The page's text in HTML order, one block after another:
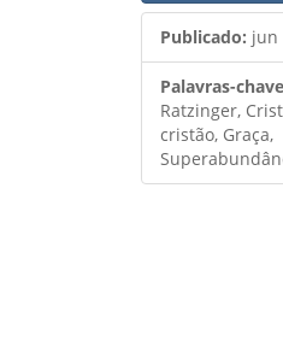
Publicado: jun
Palavras-
Ratzinger,
cristão, Graça,